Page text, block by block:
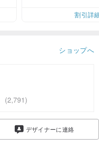
割引詳
ショップへ
(2,791)
デザイナーに連絡